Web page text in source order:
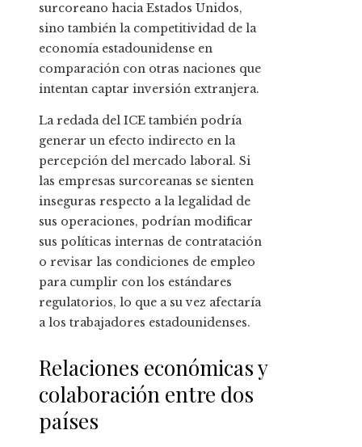
surcoreano hacia Estados Unidos,
sino también la competitividad de la
economía estadounidense en
comparación con otras naciones que
intentan captar inversión extranjera.
La redada del ICE también podría
generar un efecto indirecto en la
percepción del mercado laboral. Si
las empresas surcoreanas se sienten
inseguras respecto a la legalidad de
sus operaciones, podrían modificar
sus políticas internas de contratación
o revisar las condiciones de empleo
para cumplir con los estándares
regulatorios, lo que a su vez afectaría
a los trabajadores estadounidenses.
Relaciones económicas y
colaboración entre dos
países